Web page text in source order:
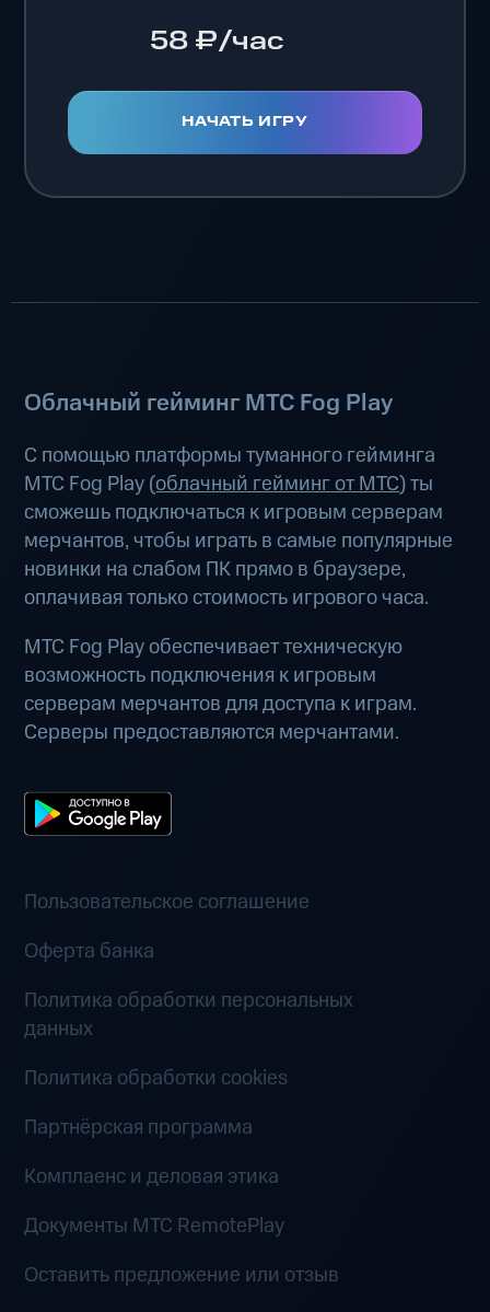
58 ₽/час
НАЧАТЬ ИГРУ
Облачный гейминг МТС Fog Play
С помощью платформы туманного гейминга
МТС Fog Play (облачный гейминг от МТС) ты
сможешь подключаться к игровым серверам
мерчантов, чтобы играть в самые популярные
новинки на слабом ПК прямо в браузере,
оплачивая только стоимость игрового часа.
МТС Fog Play обеспечивает техническую
возможность подключения к игровым
серверам мерчантов для доступа к играм.
Серверы предоставляются мерчантами.
Пользовательское соглашение
Оферта банка
Политика обработки персональных
данных
Политика обработки cookies
Партнёрская программа
Комплаенс и деловая этика
Документы MTC RemotePlay
Оставить предложение или отзыв